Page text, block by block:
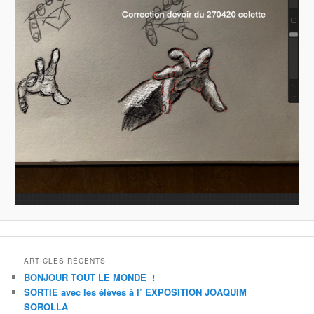
ARTICLES RÉCENTS
BONJOUR TOUT LE MONDE !
SORTIE avec les élèves à l’ EXPOSITION JOAQUIM
SOROLLA